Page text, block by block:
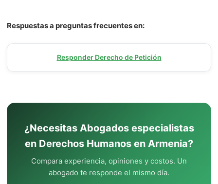
Respuestas a preguntas frecuentes en:
Responder Derecho de Petición
¿Necesitas Abogados especialistas
en Derechos Humanos en Armenia?
Compara experiencia, opiniones y costos. Un
abogado te responde el mismo día.